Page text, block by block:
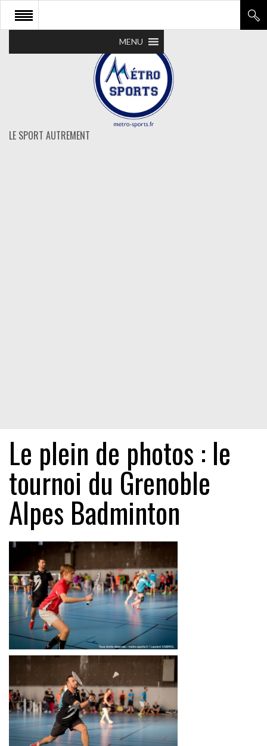
LE SPORT AUTREMENT
MENU
Le plein de photos : le
tournoi du Grenoble
Alpes Badminton